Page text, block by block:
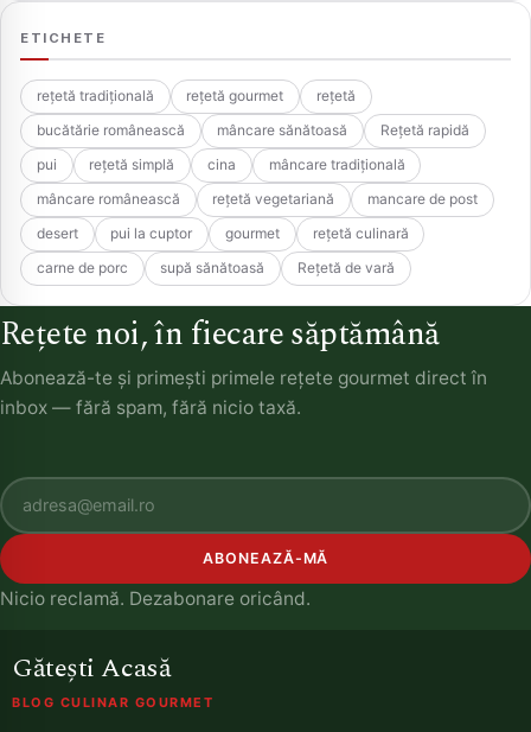
ETICHETE
rețetă tradițională rețetă gourmet
rețetă
bucătărie românească
mâncare sănătoasă
Rețetă rapidă
pui
rețetă simplă cina
mâncare tradițională
mâncare românească
rețetă vegetariană
mancare de post
desert
pui la cuptor gourmet
rețetă culinară
carne de porc
supă sănătoasă Rețetă de vară
Rețete noi, în fiecare săptămână
Abonează-te și primești primele rețete gourmet direct în
inbox — fără spam, fără nicio taxă.
ABONEAZĂ-MĂ
Nicio reclamă. Dezabonare oricând.
Gătești Acasă
BLOG CULINAR GOURMET